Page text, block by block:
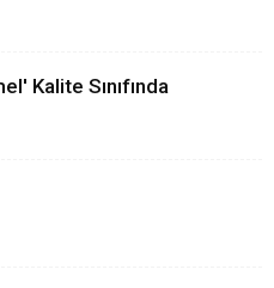
Kalite Sınıfında